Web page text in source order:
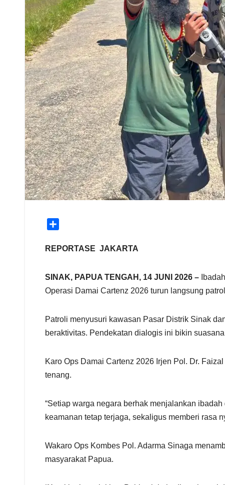
a
e
REPORTASE JAKARTA
SINAK, PAPUA TENGAH, 14 JUNI 2026 –
Operasi Damai Cartenz 2026 turun langsung
Patroli menyusuri kawasan Pasar Distrik Sinak
beraktivitas. Pendekatan dialogis ini bikin
Karo Ops Damai Cartenz 2026 Irjen Pol. Dr.
tenang.
“Setiap warga negara berhak menjalankan
keamanan tetap terjaga, sekaligus memberi rasa
Wakaro Ops Kombes Pol. Adarma Sinaga
masyarakat Papua.